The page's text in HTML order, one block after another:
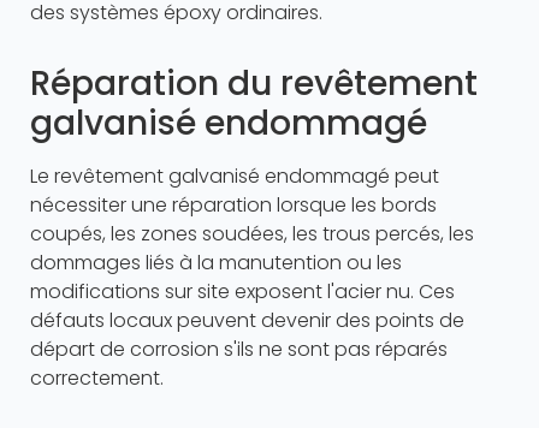
des systèmes époxy ordinaires.
Réparation du revêtement
galvanisé endommagé
Le revêtement galvanisé endommagé peut
nécessiter une réparation lorsque les bords
coupés, les zones soudées, les trous percés, les
dommages liés à la manutention ou les
modifications sur site exposent l'acier nu. Ces
défauts locaux peuvent devenir des points de
départ de corrosion s'ils ne sont pas réparés
correctement.